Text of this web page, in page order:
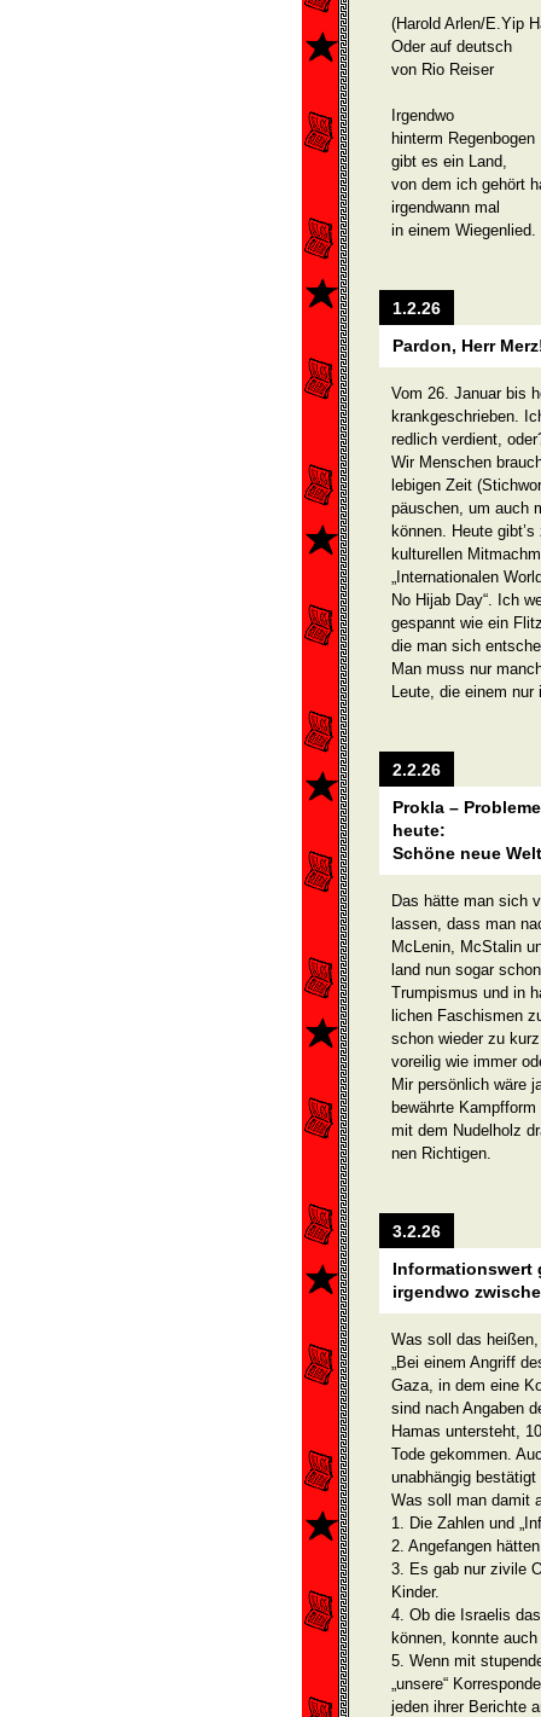
(Harold Arlen/E.Yip
Oder auf deutsch
von Rio Reiser
Irgendwo
hinterm Regenbogen
gibt es ein Land,
von dem ich gehört
irgendwann mal
in einem Wiegenlied.
1.2.26
Pardon, Herr
Vom 26. Januar bis
krankgeschrieben.
redlich verdient,
Wir Menschen
lebigen Zeit
päuschen, um auch
können. Heute
kulturellen
„Internationalen
No Hijab Day“. Ich
gespannt wie ein
die man sich
Man muss nur
Leute, die einem
2.2.26
Prokla –
heute:
Schöne neue
Das hätte man sich
lassen, dass man
McLenin, McStalin
land nun sogar
Trumpismus und in
lichen Faschismen
schon wieder zu
voreilig wie immer
Mir persönlich wäre
bewährte
mit dem Nudelholz
nen Richtigen.
3.2.26
Informationswert
irgendwo
Was soll das
„Bei einem Angriff
Gaza, in dem eine
sind nach Angaben
Hamas untersteht,
Tode gekommen.
unabhängig bestätigt
Was soll man damit
1. Die Zahlen und
2. Angefangen
3. Es gab nur zivile
Kinder.
4. Ob die Israelis
können, konnte
5. Wenn mit
„unsere“
jeden ihrer Berichte